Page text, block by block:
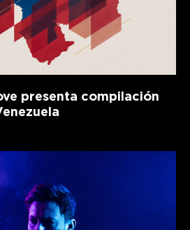
presenta compilación